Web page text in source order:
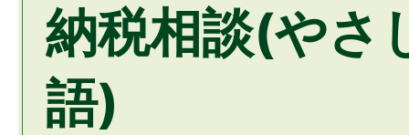
納税相談(やさ
語)